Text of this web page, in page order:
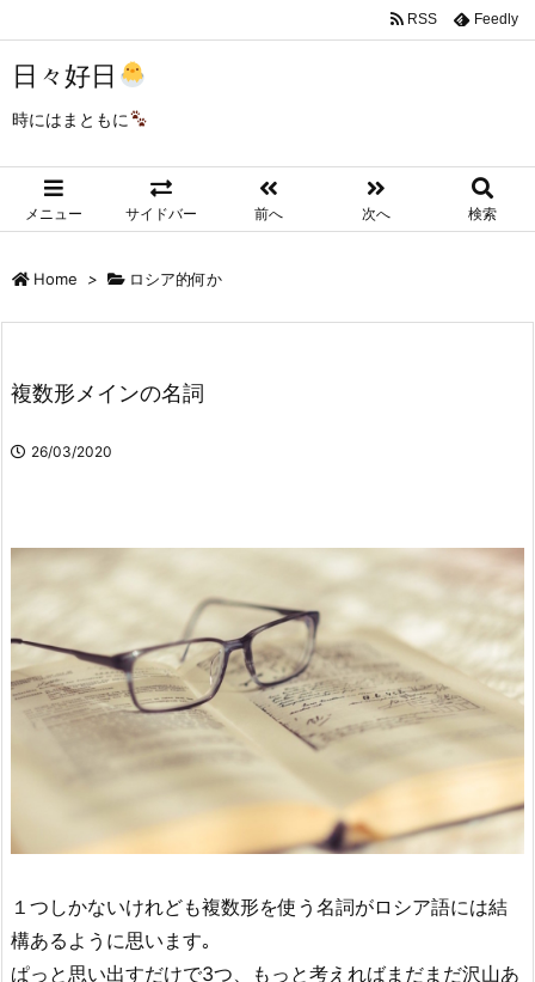
日々好日
時にはまともに
メニュー サイドバー 前へ 次へ 検索
RSS Feedly
Home > ロシア的何か
複数形メインの名詞
26/03/2020
１つしかないけれども複数形を使う名詞がロシア語には結
構あるように思います｡
ぱっと思い出すだけで3つ、もっと考えればまだまだ沢山あ